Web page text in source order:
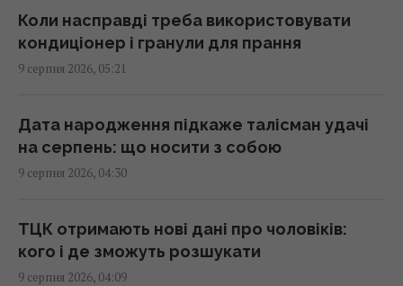
людей
05:31 неділя, 09 серпня 2026
але забуваєте перезавантажувати
04:30 неділя, 09 серпня 2026
500 будиночків для сов: результат
здивував
03:30 неділя, 09 серпня 2026
Коли насправді треба використовувати
кондиціонер і гранули для прання
9 серпня 2026, 05:21
Дата народження підкаже талісман удачі
на серпень: що носити з собою
9 серпня 2026, 04:30
ТЦК отримають нові дані про чоловіків:
кого і де зможуть розшукати
9 серпня 2026, 04:09